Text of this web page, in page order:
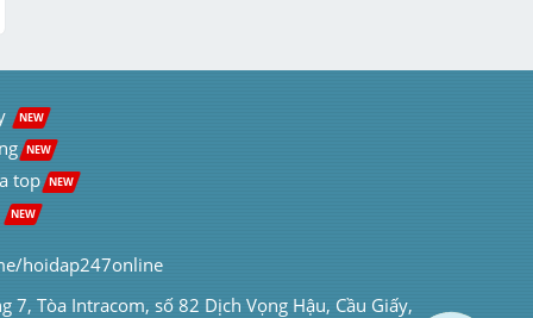
NEW
NEW
top NEW
NEW
hoidap247online
7, Tòa Intracom, số 82 Dịch Vọng Hậu, Cầu Giấy,